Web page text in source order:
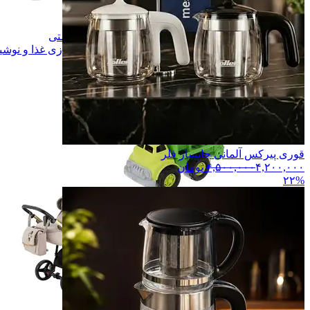
ورزش و سفر ورزش و سفر
اسباب بازی اسباب بازی
مراقبتی و بهداشتی مراقبتی و بهداشتی
آماده سازی غذا و نوشیدنی آماده سازی غذا و
رفاهی و پذیرایی رفاهی و پذیرایی
همه دسته بندی های کالای کودک
قوری پیرکس آلمانی چایساز فلر
۴,۵۰۰,۰۰۰۴,۲۰۰,۰۰۰
تومان
۲۲%